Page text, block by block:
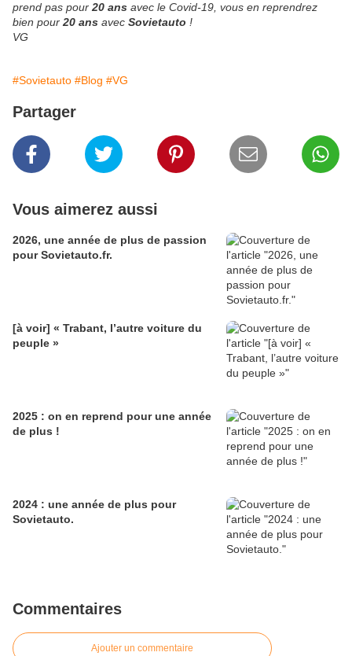
prend pas pour 20 ans avec le Covid-19, vous en reprendrez
bien pour 20 ans avec Sovietauto !
VG
#Sovietauto #Blog #VG
Partager
Vous aimerez aussi
2026, une année de plus de passion
pour Sovietauto.fr.
[à voir] « Trabant, l’autre voiture du
peuple »
2025 : on en reprend pour une année
de plus !
2024 : une année de plus pour
Sovietauto.
Commentaires
Ajouter un commentaire